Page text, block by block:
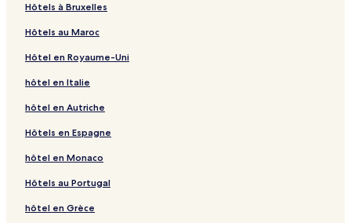
sympas, l’emplacement très agréable, à noter également les
excursions un peu chères par rapport aux autres îles des
Tuamotu.ne sommes pas compliqués pourtant mais ne
retournerons pas là !!
Hôtels à Bruxelles
Hôtels au Maroc
Hôtel en Royaume-Uni
hôtel en Italie
hôtel en Autriche
Hôtels en Espagne
hôtel en Monaco
Hôtels au Portugal
hôtel en Grèce